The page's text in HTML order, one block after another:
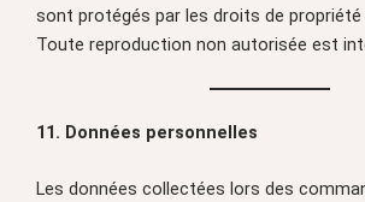
sont protégés par les droits de propriété
Toute reproduction non autorisée est
11. Données personnelles
Les données collectées lors des